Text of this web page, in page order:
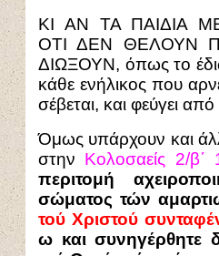
ΚΙ ΑΝ ΤΑ ΠΑΙΔΙΑ
ΟΤΙ ΔΕΝ ΘΕΛΟΥΝ
ΔΙΩΞΟΥΝ, όπως το
κάθε ενήλικος που
σέβεται, και φεύγει
Όμως υπάρχουν και
στην Κολοσαείς 2/β΄
περιτομή
σώματος τών
τού Χριστού
ω και συνηγέρθητε